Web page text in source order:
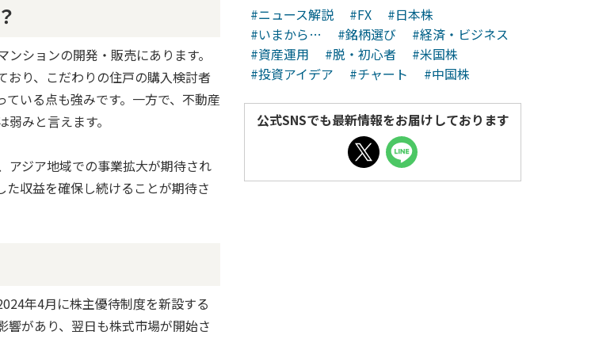
ションの開発・販売にあります。
おり、こだわりの住戸の購入検討者
いる点も強みです。一方で、不動産
みと言えます。
アジア地域での事業拡大が期待され
収益を確保し続けることが期待さ
年4月に株主優待制度を新設する
響があり、翌日も株式市場が開始さ
#ニュース解説 #FX
#日本株
#いまから…
#銘柄選び
#経済・ビジネス
#資産運用
#脱・初心者
#米国株
#投資アイデア
#チャート #中国株
公式SNSでも最新情報をお届けしております